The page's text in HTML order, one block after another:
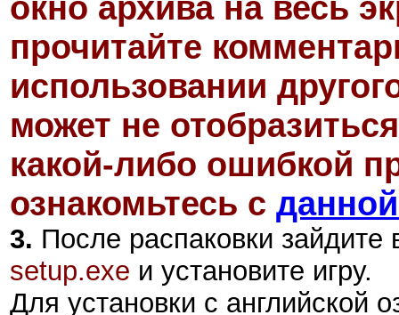
прочитайте
использовании
может не
какой-либо ошибкой
ознакомьтесь с
3. После распаковки зайдите
setup.exe и установите игру.
Для установки с английской